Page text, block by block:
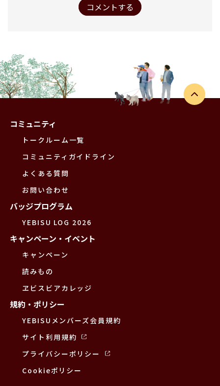
コメントする
コミュニティ
トークルーム一覧
コミュニティガイドライン
よくある質問
お問い合わせ
バッジプログラム
YEBISU LOG 2026
キャンペーン・イベント
キャンペーン
読みもの
ヱビスビアカレッジ
規約・ポリシー
YEBISUメンバーズ会員規約
サイト利用規約
プライバシーポリシー
Cookieポリシー